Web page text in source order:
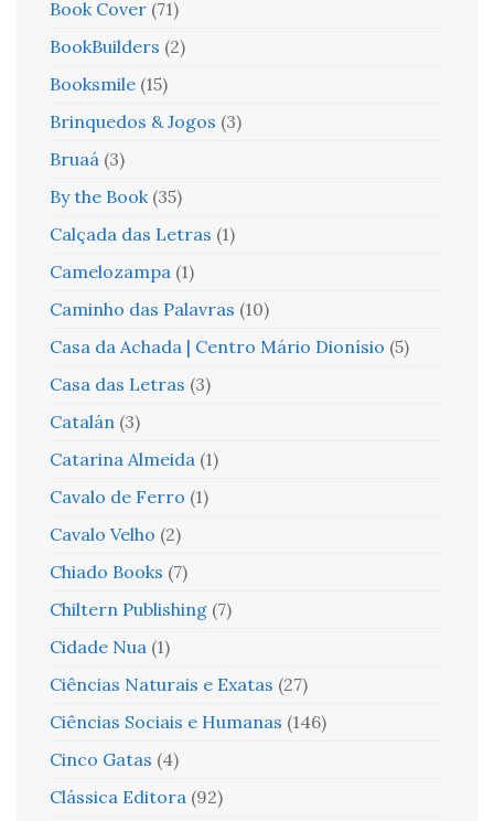
Book Cover (71)
BookBuilders (2)
Booksmile (15)
Brinquedos & Jogos (3)
Bruaá (3)
By the Book (35)
Calçada das Letras (1)
Camelozampa (1)
Caminho das Palavras (10)
Casa da Achada | Centro Mário Dionísio (5)
Casa das Letras (3)
Catalán (3)
Catarina Almeida (1)
Cavalo de Ferro (1)
Cavalo Velho (2)
Chiado Books (7)
Chiltern Publishing (7)
Cidade Nua (1)
Ciências Naturais e Exatas (27)
Ciências Sociais e Humanas (146)
Cinco Gatas (4)
Clássica Editora (92)